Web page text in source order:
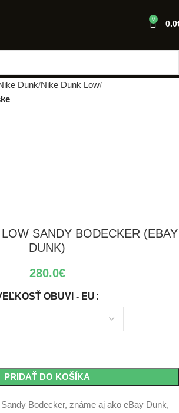
0 0.0
Dunk Nike Dunk Low
SANDY BODECKER (EBAY
DUNK)
280.0€
OBUVI - EU
PRIDAŤ DO KOŠÍKA
Bodecker, známe aj ako eBay Dunk,